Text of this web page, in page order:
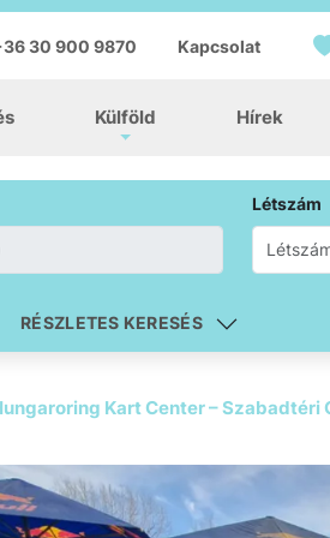
30 900 9870 Kapcsolat
Külföld Hírek
Létszám
RÉSZLETES KERESÉS
Kart Center – Szabadtéri